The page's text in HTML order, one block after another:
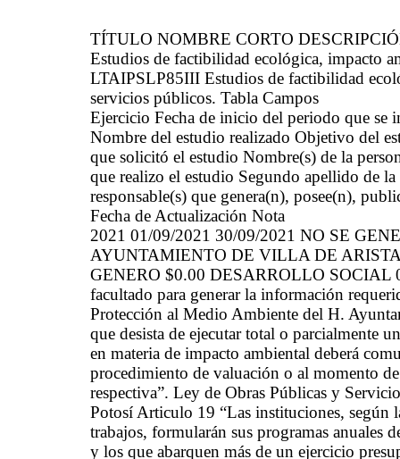
TÍTULO NOMBRE CORTO
Estudios de factibilidad ecológica, impacto
LTAIPSLP85III Estudios de factibilidad
servicios públicos. Tabla Campos
Ejercicio Fecha de inicio del periodo que se
Nombre del estudio realizado Objetivo del
que solicitó el estudio Nombre(s) de la
que realizo el estudio Segundo apellido de
responsable(s) que genera(n), posee(n),
Fecha de Actualización Nota
2021 01/09/2021 30/09/2021 NO SE
AYUNTAMIENTO DE VILLA DE
GENERO $0.00 DESARROLLO SOCIAL
facultado para generar la información
Protección al Medio Ambiente del H.
que desista de ejecutar total o parcialmente
en materia de impacto ambiental deberá
procedimiento de valuación o al momento
respectiva”. Ley de Obras Públicas y
Potosí Articulo 19 “Las instituciones, según
trabajos, formularán sus programas anuales
y los que abarquen más de un ejercicio